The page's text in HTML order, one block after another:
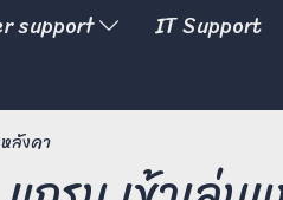
support IT Support
ลังคา